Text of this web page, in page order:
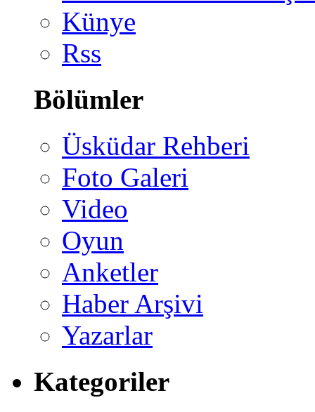
Künye
Rss
Bölümler
Üsküdar Rehberi
Foto Galeri
Video
Oyun
Anketler
Haber Arşivi
Yazarlar
Kategoriler